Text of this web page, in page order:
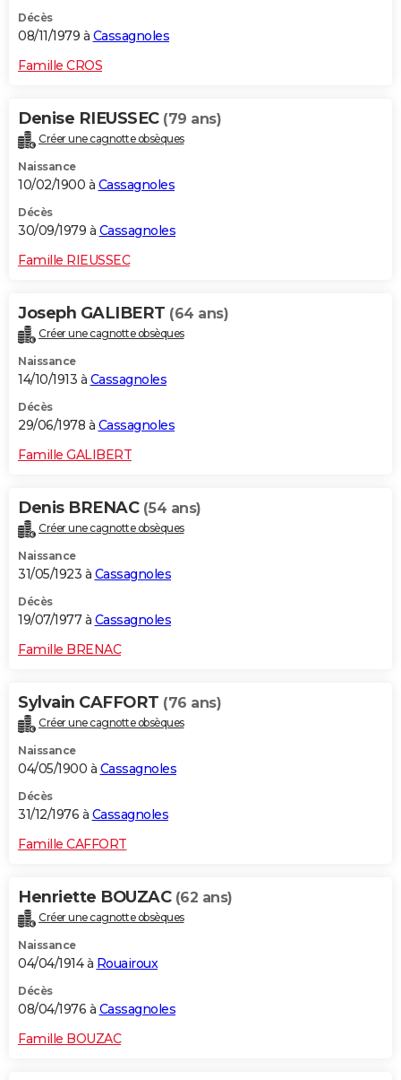
Décès
08/11/1979 à Cassagnoles
Famille CROS
Denise RIEUSSEC (79 ans)
Créer une cagnotte obsèques
Naissance
10/02/1900 à Cassagnoles
Décès
30/09/1979 à Cassagnoles
Famille RIEUSSEC
Joseph GALIBERT (64 ans)
Créer une cagnotte obsèques
Naissance
14/10/1913 à Cassagnoles
Décès
29/06/1978 à Cassagnoles
Famille GALIBERT
Denis BRENAC (54 ans)
Créer une cagnotte obsèques
Naissance
31/05/1923 à Cassagnoles
Décès
19/07/1977 à Cassagnoles
Famille BRENAC
Sylvain CAFFORT (76 ans)
Créer une cagnotte obsèques
Naissance
04/05/1900 à Cassagnoles
Décès
31/12/1976 à Cassagnoles
Famille CAFFORT
Henriette BOUZAC (62 ans)
Créer une cagnotte obsèques
Naissance
04/04/1914 à Rouairoux
Décès
08/04/1976 à Cassagnoles
Famille BOUZAC